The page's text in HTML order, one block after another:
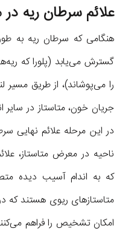
علائم سرطان ریه
هنگامی که سرطان ریه به
گسترش می‌یابد (پلورا که
را می‌پوشاند)، از طریق مسیر
جریان خون، متاستاز در سایر
در این مرحله علائم نهایی
ناحیه در معرض متاستاز،
که به اندام آسیب دیده
متاستازهای ریوی هستند که
امکان تشخیص را فراهم